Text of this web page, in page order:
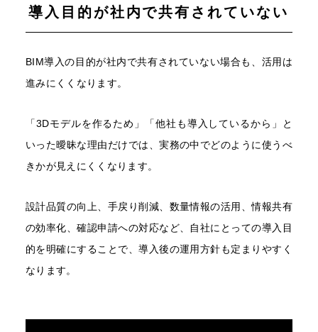
導入目的が社内で共有されていない
BIM導入の目的が社内で共有されていない場合も、活用は
進みにくくなります。
「3Dモデルを作るため」「他社も導入しているから」と
いった曖昧な理由だけでは、実務の中でどのように使うべ
きかが見えにくくなります。
設計品質の向上、手戻り削減、数量情報の活用、情報共有
の効率化、確認申請への対応など、自社にとっての導入目
的を明確にすることで、導入後の運用方針も定まりやすく
なります。